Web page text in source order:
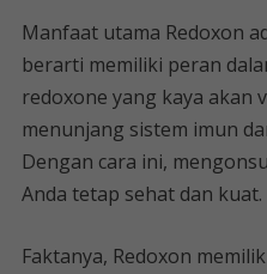
Manfaat utama Redoxon
berarti memiliki peran
redoxone yang kaya akan
menunjang sistem imun
Dengan cara ini,
Anda tetap sehat dan kuat.
Faktanya, Redoxon